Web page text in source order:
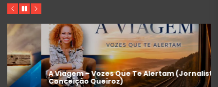
Previous
PauseNext
Jornal do Rio de Janeiro amplia sua voz
internacional com a chegada da prestigiada
jornalista Conceição Queiroz